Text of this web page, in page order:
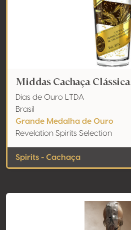
Middas Cachaça Clássica
Dias de Ouro LTDA
Brasil
Grande Medalha de Ouro
Revelation Spirits Selection
Spirits - Cachaça